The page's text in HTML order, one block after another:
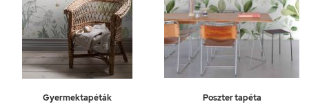
Gyermektapéták Poszter tapéta